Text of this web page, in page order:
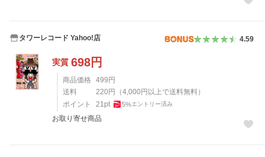
タワーレコード Yahoo!店 4.59
実質 698円
商品価格 499 円
送料
220 円 （4,000 円以上で送料無料）
ポイント
21pt 5%エントリー済み
お取り寄せ商品